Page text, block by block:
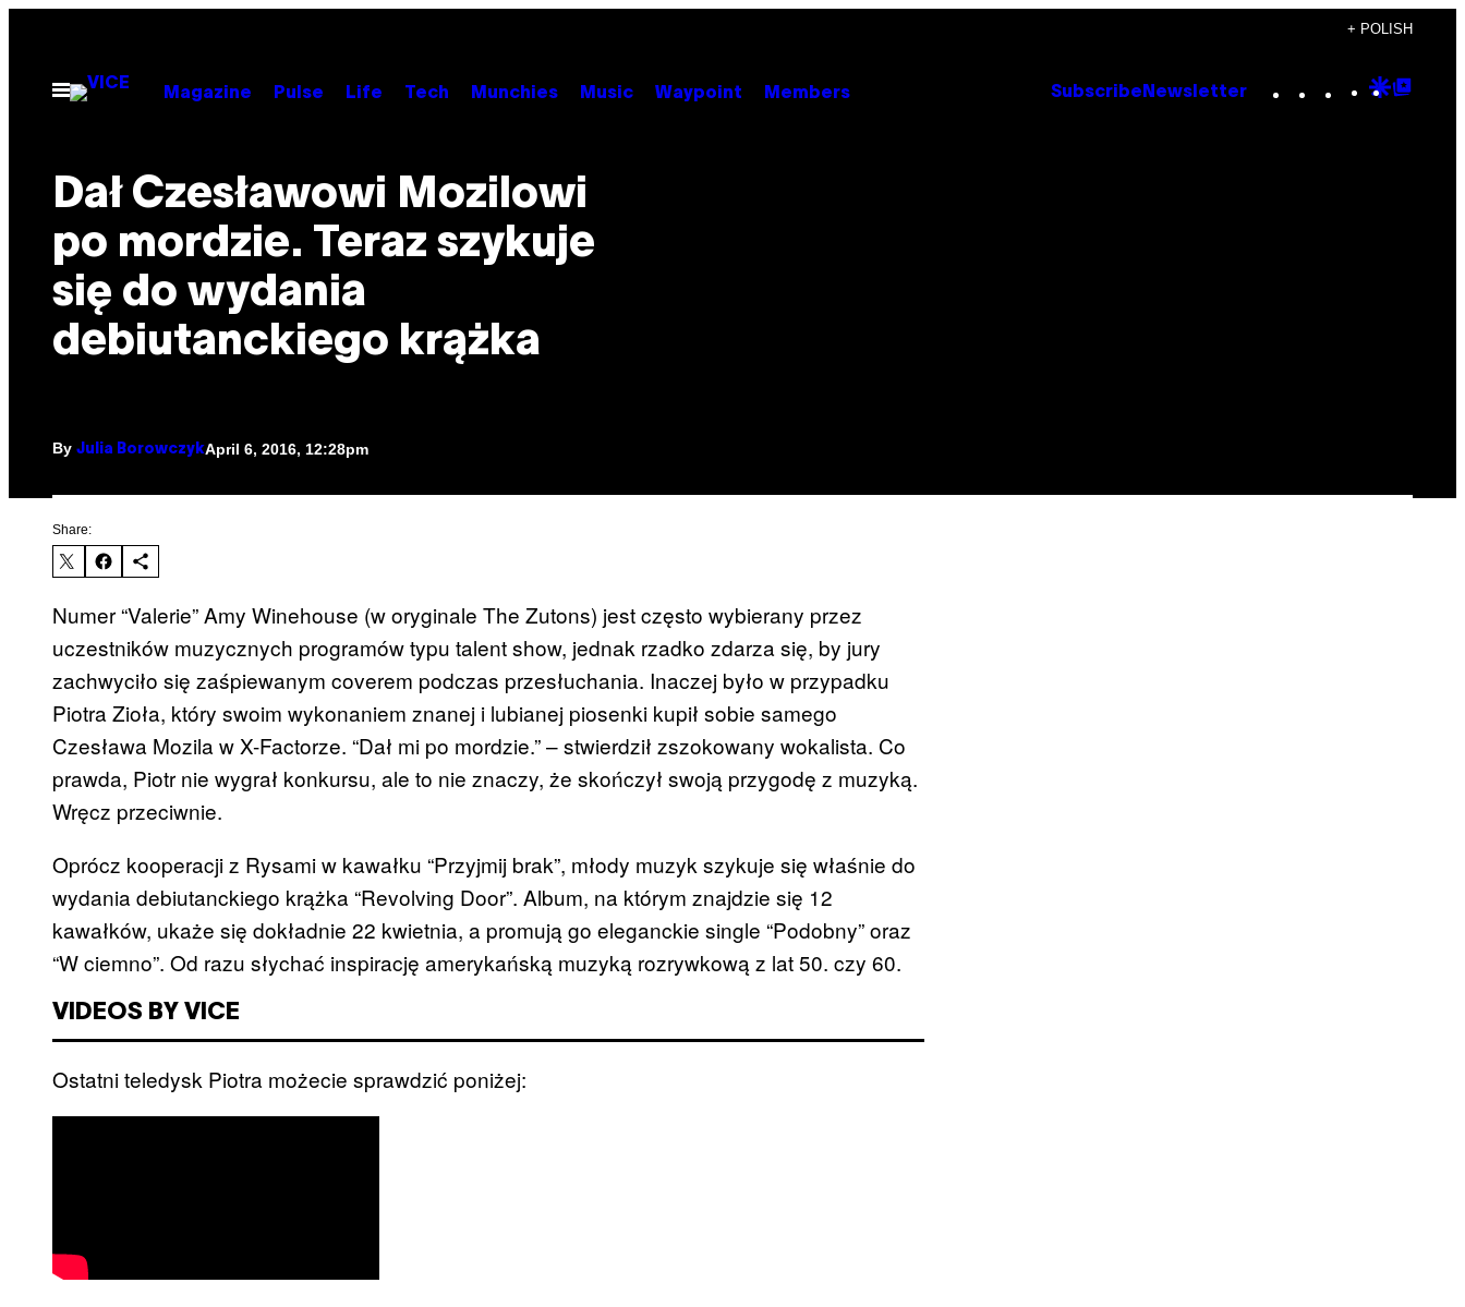
content
+ POLISH
Open
Menu
Magazine Pulse Life Tech Munchies Music Waypoint Members Subscribe Newsletter Instagram
TikTok
YouTube
Google
Dał Czesławowi Mozilowi
po mordzie. Teraz szykuje
się do wydania
debiutanckiego krążka
By Julia BorowczykApril 6, 2016, 12:28pm
Share:
Numer “Valerie” Amy Winehouse (w oryginale The Zutons) jest często wybierany przez
uczestników muzycznych programów typu talent show, jednak rzadko zdarza się, by jury
zachwyciło się zaśpiewanym coverem podczas przesłuchania. Inaczej było w przypadku
Piotra Zioła, który swoim wykonaniem znanej i lubianej piosenki kupił sobie samego
Czesława Mozila w X-Factorze. “Dał mi po mordzie.” – stwierdził zszokowany wokalista. Co
prawda, Piotr nie wygrał konkursu, ale to nie znaczy, że skończył swoją przygodę z muzyką.
Wręcz przeciwnie.
Oprócz kooperacji z Rysami w kawałku “Przyjmij brak”, młody muzyk szykuje się właśnie do
wydania debiutanckiego krążka “Revolving Door”. Album, na którym znajdzie się 12
kawałków, ukaże się dokładnie 22 kwietnia, a promują go eleganckie single “Podobny” oraz
“W ciemno”. Od razu słychać inspirację amerykańską muzyką rozrywkową z lat 50. czy 60.
VIDEOS BY VICE
Ostatni teledysk Piotra możecie sprawdzić poniżej: